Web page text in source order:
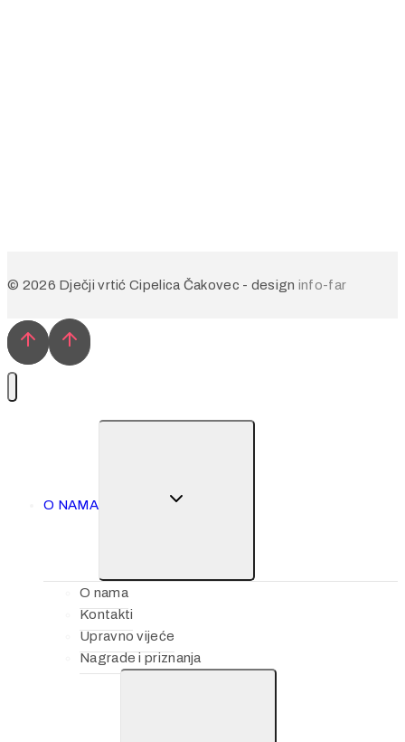
© 2026 Dječji vrtić Cipelica Čakovec - design info-far
O NAMA
O nama
Kontakti
Upravno vijeće
Nagrade i priznanja